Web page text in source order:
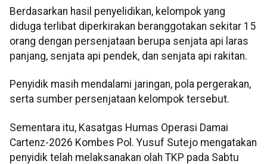
Berdasarkan hasil penyelidikan, kelompok yang
diduga terlibat diperkirakan beranggotakan sekitar 15
orang dengan persenjataan berupa senjata api laras
panjang, senjata api pendek, dan senjata api rakitan.
Penyidik masih mendalami jaringan, pola pergerakan,
serta sumber persenjataan kelompok tersebut.
Sementara itu, Kasatgas Humas Operasi Damai
Cartenz-2026 Kombes Pol. Yusuf Sutejo mengatakan
penyidik telah melaksanakan olah TKP pada Sabtu